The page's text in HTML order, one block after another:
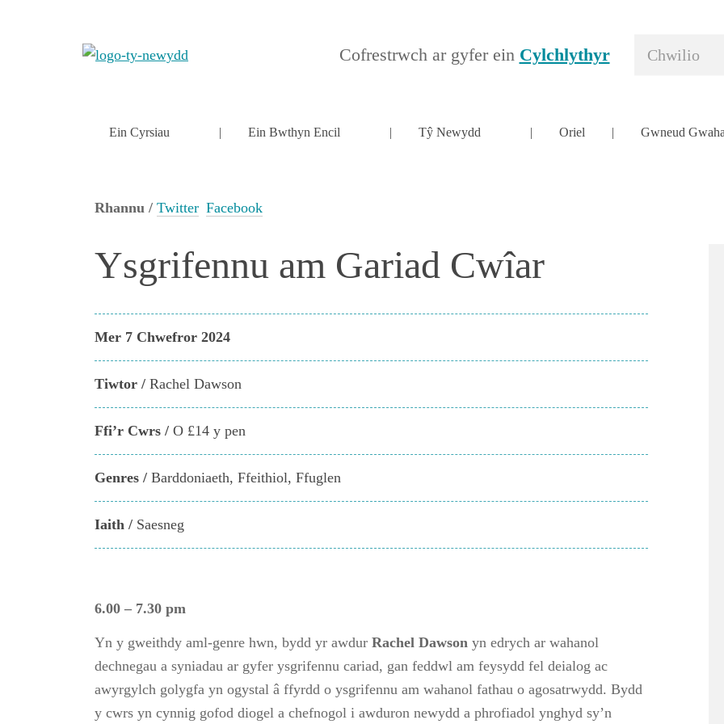
Cofrestrwch ar gyfer ein Cylchlythyr
Ein Cyrsiau Ein Bwthyn Encil Tŷ Newydd Oriel Gwneud
Rhannu / Twitter Facebook
Ysgrifennu am Gariad Cwîar
Mer 7 Chwefror 2024
Tiwtor / Rachel Dawson
Ffi’r Cwrs / O £14 y pen
Genres / Barddoniaeth Ffeithiol Ffuglen
Iaith / Saesneg
6.00 – 7.30 pm
Yn y gweithdy aml-genre hwn, bydd yr awdur Rachel Dawson yn edrych ar wahanol
dechnegau a syniadau ar gyfer ysgrifennu cariad, gan feddwl am feysydd fel deialog ac
awyrgylch golygfa yn ogystal â ffyrdd o ysgrifennu am wahanol fathau o agosatrwydd. Bydd
y cwrs yn cynnig gofod diogel a chefnogol i awduron newydd a phrofiadol ynghyd sy’n